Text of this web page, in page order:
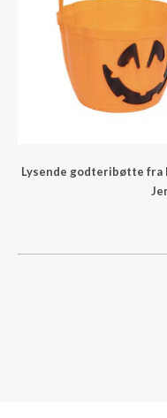
Lysende godteribøtte fra